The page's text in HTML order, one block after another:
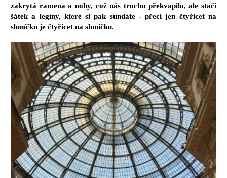
zakrytá ramena a nohy, což nás trochu překvapilo, ale stačí
šátek a legíny, které si pak sundáte - přeci jen čtyřicet na
sluníčku je čtyřicet na sluníčku.